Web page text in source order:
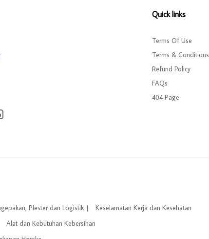
Quick links
Terms Of Use
Terms & Conditions
Refund Policy
FAQs
404 Page
Plester dan Logistik
Keselamatan Kerja dan Kesehatan
Alat dan Kebutuhan Kebersihan